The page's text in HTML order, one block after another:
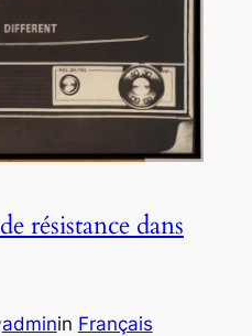
résistance dans
adminin Français